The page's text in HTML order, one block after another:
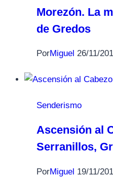
Morezón. La
de Gredos
PorMiguel 26/11/
Senderismo
Ascensión al
Serranillos,
PorMiguel 19/11/